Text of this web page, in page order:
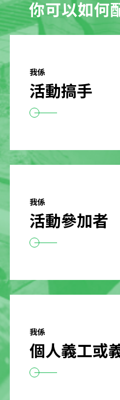
你可以如何
我係
活動搞手
我係
活動參加者
我係
個人義工或